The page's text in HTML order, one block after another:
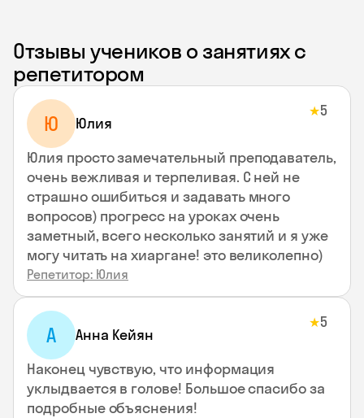
Отзывы учеников о занятиях с
репетитором
Ю Юлия
★5
Юлия просто замечательный преподаватель,
очень вежливая и терпеливая. С ней не
страшно ошибиться и задавать много
вопросов) прогресс на уроках очень
заметный, всего несколько занятий и я уже
могу читать на хиаргане! это великолепно)
Репетитор: Юлия
А Анна Кейян
★5
Наконец чувствую, что информация
уклыдвается в голове! Большое спасибо за
подробные объяснения!